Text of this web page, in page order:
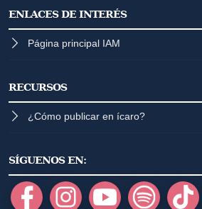
ENLACES DE INTERÉS
Página principal IAM
RECURSOS
¿Cómo publicar en ícaro?
SÍGUENOS EN: